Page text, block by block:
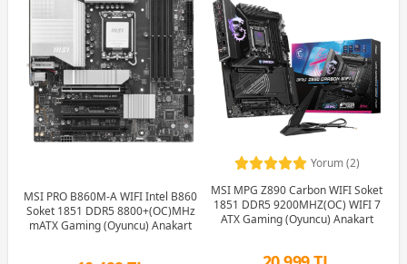
MSI PRO B860M-A WIFI Intel B860
Soket 1851 DDR5 8800+(OC)MHz
mATX Gaming (Oyuncu) Anakart
Yorum (2)
MSI MPG Z890 Carbon WIFI Soket
1851 DDR5 9200MHZ(OC) WIFI 7
ATX Gaming (Oyuncu) Anakart